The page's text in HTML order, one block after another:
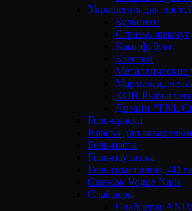
Украшения для
Бульонки
Стразы, жемчуг
Камифубуки
Блестки
Металлические
Мармелад,
КОИ Рыбья
Дизайн “TNL
Гель-краска
Краска для
Гель-паста
Гель-паутинка
Гель-пластилин, 4D
Снежок Vogue Nails
Слайдеры
Слайдеры